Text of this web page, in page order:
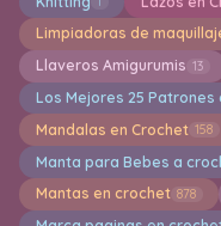
Limpiadoras de
Llaveros Amigurumis 13
Los Mejores 25 Patrones
Mandalas en Crochet 158
Manta para Bebes a
Mantas en crochet 878